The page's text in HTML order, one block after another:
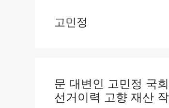
고민정
문 대변인 고민정 국
선거이력 고향 재산